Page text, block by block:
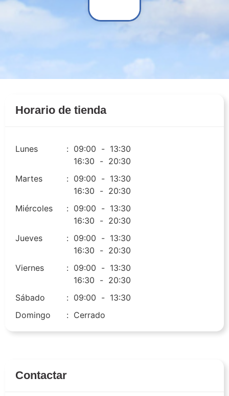
Horario de tienda
Lunes : 09:00 - 13:30
16:30 - 20:30
Martes
: 09:00 - 13:30
16:30 - 20:30
Miércoles
: 09:00 - 13:30
16:30 - 20:30
Jueves
: 09:00 - 13:30
16:30 - 20:30
Viernes
: 09:00 - 13:30
16:30 - 20:30
Sábado
: 09:00 - 13:30
Domingo
: Cerrado
Contactar